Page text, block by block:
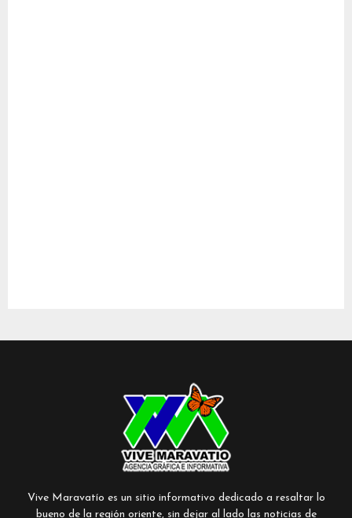
Vive Maravatío es un sitio informativo dedicado a resaltar lo
bueno de la región oriente, sin dejar al lado las noticias de